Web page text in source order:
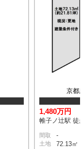
京都
1,480万円
帷子ノ辻駅 徒
間取 -
土地 72.13㎡